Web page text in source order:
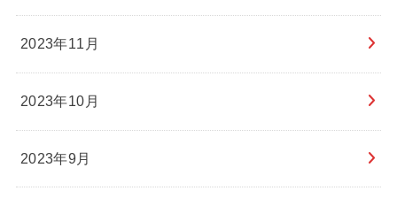
2023年11月
2023年10月
2023年9月